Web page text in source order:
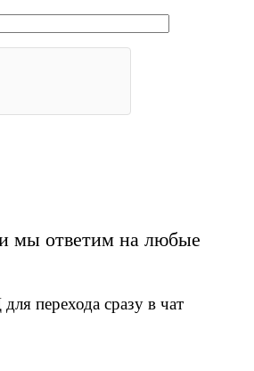
мы ответим на любые
перехода сразу в чат